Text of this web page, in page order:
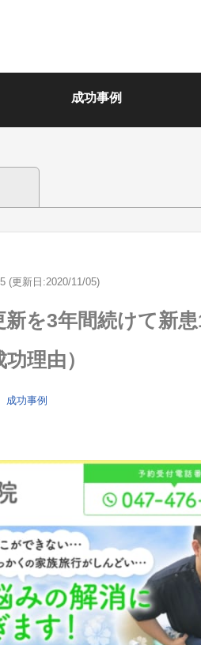
成功事例
(更新日:2020/11/05)
を3年間続けて新
理由）
成功事例